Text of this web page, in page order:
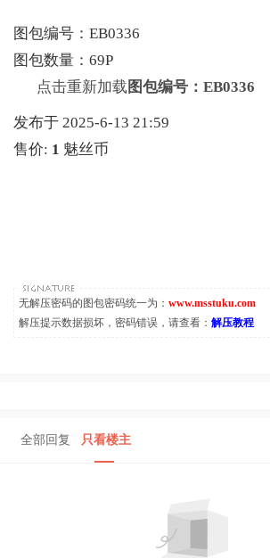
图包编号：EB0336
图包数量：69P
点击重新加载 图包编号：EB0336
发布于 2025-6-13 21:59
售价: 1 魅丝币
无解压密码的图包密码统一为： www.msstuku.com
解压提示数据损坏，密码错误，请查看： 解压教程
全部回复 只看楼主